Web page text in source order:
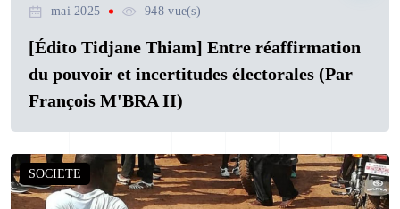
mai 2025 948 vue(s)
[Édito Tidjane Thiam] Entre réaffirmation
du pouvoir et incertitudes électorales (Par
François M'BRA II)
SOCIETE